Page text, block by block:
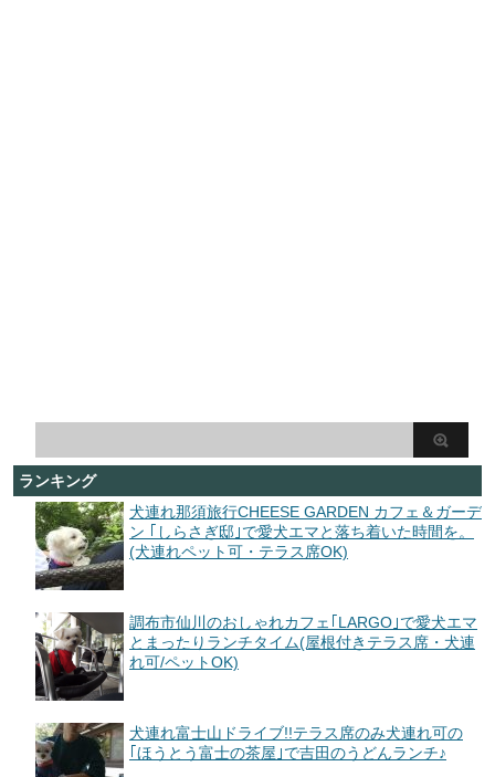
ランキング
犬連れ那須旅行CHEESE GARDEN カフェ＆ガーデ
ン ｢しらさぎ邸｣で愛犬エマと落ち着いた時間を。
(犬連れペット可・テラス席OK)
調布市仙川のおしゃれカフェ｢LARGO｣で愛犬エマ
とまったりランチタイム(屋根付きテラス席・犬連
れ可/ペットOK)
犬連れ富士山ドライブ!!テラス席のみ犬連れ可の
｢ほうとう富士の茶屋｣で吉田のうどんランチ♪